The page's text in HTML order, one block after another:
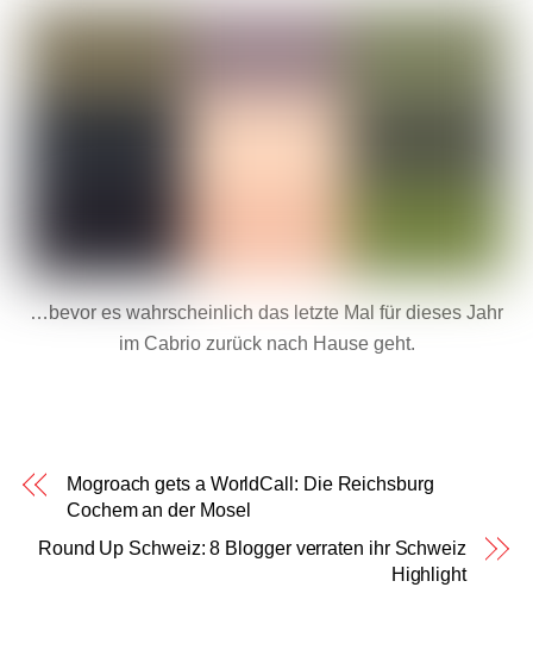
…bevor es wahrscheinlich das letzte Mal für dieses Jahr
im Cabrio zurück nach Hause geht.
Mogroach gets a WorldCall: Die Reichsburg
Cochem an der Mosel
Round Up Schweiz: 8 Blogger verraten ihr Schweiz
Highlight